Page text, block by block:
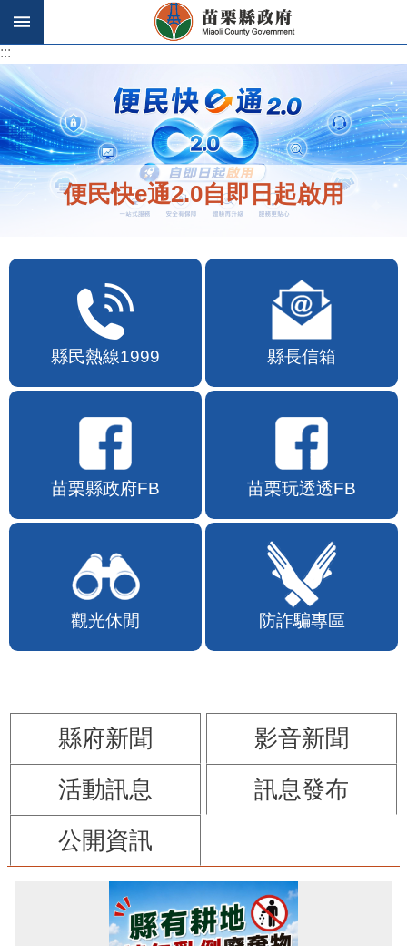
跳到主要內容區塊
:::
:::
便民快e通2.0自即日起啟用
縣民熱線1999 縣長信箱
苗栗縣政府FB 苗栗玩透透FB
觀光休閒 防詐騙專區
縣府新聞
影音新聞
活動訊息
訊息發布
公開資訊